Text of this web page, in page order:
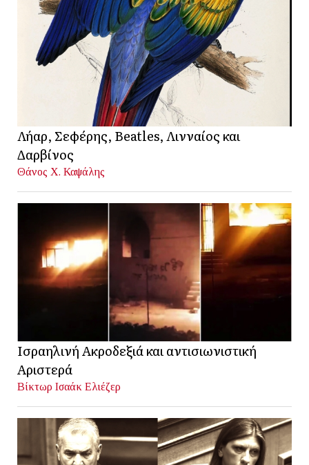
Λήαρ, Σεφέρης, Beatles, Λινναίος και
Δαρβίνος
Θάνος Χ. Καψάλης
Ισραηλινή Ακροδεξιά και αντισιωνιστική
Αριστερά
Βίκτωρ Ισαάκ Ελιέζερ